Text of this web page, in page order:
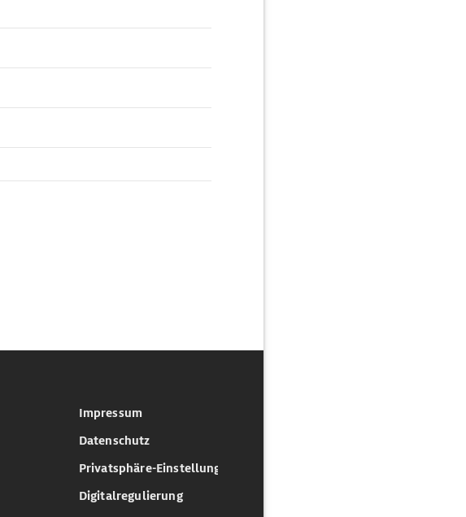
Impressum
Datenschutz
Privatsphäre-Einstellungen
Digitalregulierung